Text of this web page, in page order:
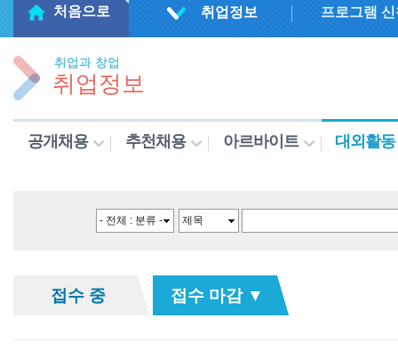
처음으로 취업정보 프로그램
취업과 창업
취업정보
공개채용 추천채용 아르바이트 대외활동
접수 중 접수 마감 ▼